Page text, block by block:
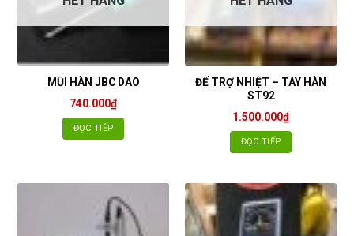
MŨI HÀN JBC DAO
740.000₫
ĐỌC TIẾP
ĐẾ TRỢ NHIỆT – TAY HÀN
ST92
1.500.000₫
ĐỌC TIẾP